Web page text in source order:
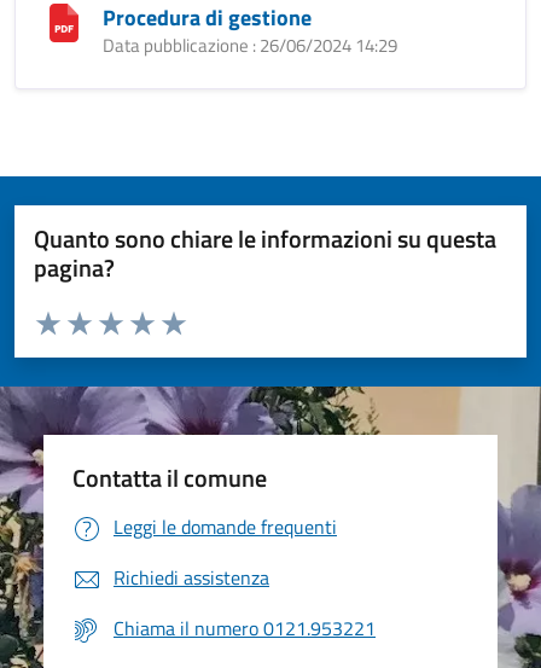
Procedura di gestione
Data pubblicazione : 26/06/2024 14:29
Quanto sono chiare le informazioni su questa
pagina?
Valuta da 1 a 5 stelle la pagina
Valuta 5 stelle su 5
Valuta 4 stelle su 5
Valuta 3 stelle su 5
Valuta 2 stelle su 5
Valuta 1 stelle su 5
Contatta il comune
Leggi le domande frequenti
Richiedi assistenza
Chiama il numero 0121.953221